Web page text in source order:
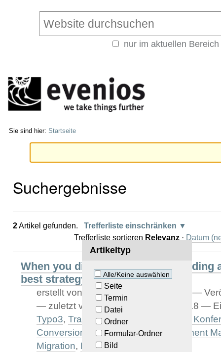
Werkzeuge
Website durchsuchen
nur im aktuellen Bereich
Sie sind hier: Startseite
Suchergebnisse
2Artikel gefunden. Trefferliste einschränken
Artikeltyp
Alle/Keine auswählen
Seite
Termin
Datei
Ordner
Formular-Ordner
Bild
Trefferliste sortieren Relevanz · Datum
When you discover that you are riding
best strategy is to dismount...
erstellt von Armin Stroß-Radschinski —
— zuletzt verändert:19.04.2023 12:18—
Typo3,Transmogrifier
Plone
Conversion
Content,Python,
Document
Migration, Plone,talk